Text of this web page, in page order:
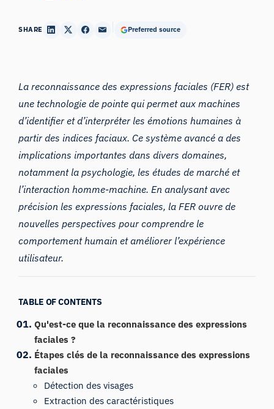
SHARE Preferred source
La reconnaissance des expressions faciales (FER) est
une technologie de pointe qui permet aux machines
d’identifier et d’interpréter les émotions humaines à
partir des indices faciaux. Ce système avancé a des
implications importantes dans divers domaines,
notamment la psychologie, les études de marché et
l’interaction homme-machine. En analysant avec
précision les expressions faciales, la FER ouvre de
nouvelles perspectives pour comprendre le
comportement humain et améliorer l’expérience
utilisateur.
TABLE OF CONTENTS
Qu'est-ce que la reconnaissance des expressions
faciales ?
Étapes clés de la reconnaissance des expressions
faciales
Détection des visages
Extraction des caractéristiques